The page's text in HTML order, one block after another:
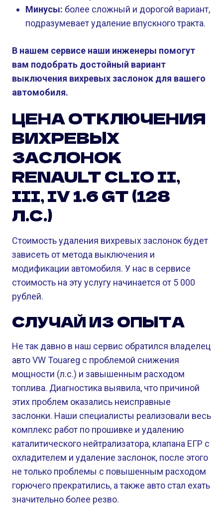
Минусы: более сложный и дорогой вариант,
подразумевает удаление впускного тракта.
В нашем сервисе наши инженеры помогут
вам подобрать достойный вариант
выключения вихревых заслонок для вашего
автомобиля.
ЦЕНА ОТКЛЮЧЕНИЯ
ВИХРЕВЫХ
ЗАСЛОНОК
RENAULT CLIO II,
III, IV 1.6 GT (128
Л.С.)
Стоимость удаления вихревых заслонок будет
зависеть от метода выключения и
модификации автомобиля. У нас в сервисе
стоимость на эту услугу начинается от 5 000
рублей.
СЛУЧАЙ ИЗ ОПЫТА
Не так давно в наш сервис обратился владелец
авто VW Touareg с проблемой снижения
мощности (л.с.) и завышенным расходом
топлива. Диагностика выявила, что причиной
этих проблем оказались неисправные
заслонки. Наши специалисты реализовали весь
комплекс работ по прошивке и удалению
каталитического нейтрализатора, клапана ЕГР с
охладителем и удаление заслонок, после этого
не только проблемы с повышенным расходом
горючего прекратились, а также авто стал ехать
значительно более резво.